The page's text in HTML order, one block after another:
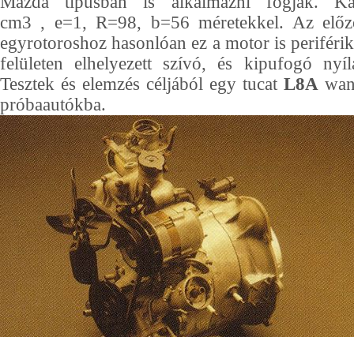
cm3 , e=1, R=98, b=56 méretekkel. Az
egyrotoroshoz hasonlóan ez a motor is
felületen elhelyezett szívó, és kipufogó
Tesztek és elemzés céljából egy tucat L8A
próbaautókba.